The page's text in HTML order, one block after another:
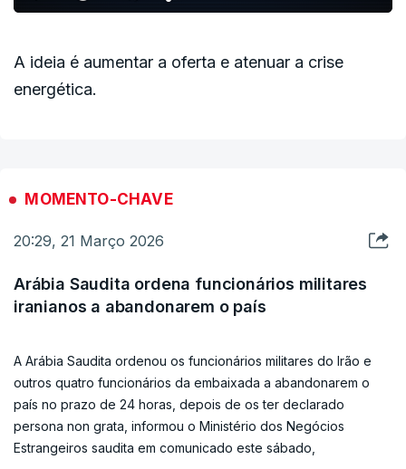
A ideia é aumentar a oferta e atenuar a crise
energética.
MOMENTO-CHAVE
20:29, 21 Março 2026
Arábia Saudita ordena funcionários militares
iranianos a abandonarem o país
A Arábia Saudita ordenou os funcionários militares do Irão e
outros quatro funcionários da embaixada a abandonarem o
país no prazo de 24 horas, depois de os ter declarado
persona non grata, informou o Ministério dos Negócios
Estrangeiros saudita em comunicado este sábado,